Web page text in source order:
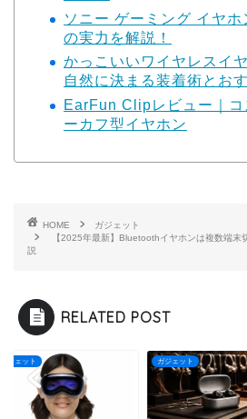
ソニー ゲーミング イヤ
の実力を解説！
かっこいいワイヤレスイ
自然に決まる装着術とお
EarFun Clipレビュー｜コ
ーカフ型イヤホン
HOME
ガジェット
【2025年最新】Bluetoothイヤホンは複数端末
説
RELATED POST
ット ガジェット